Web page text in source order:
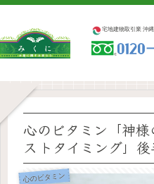
宅地建物取引業 沖
心のビタミン「神
ストタイミング」後
心のビタミン